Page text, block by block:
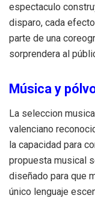
espectaculo
disparo, cada
parte de una
sorprendera al
Música y
La seleccion
valenciano
la capacidad para
propuesta musical
diseñado para que
único lenguaje